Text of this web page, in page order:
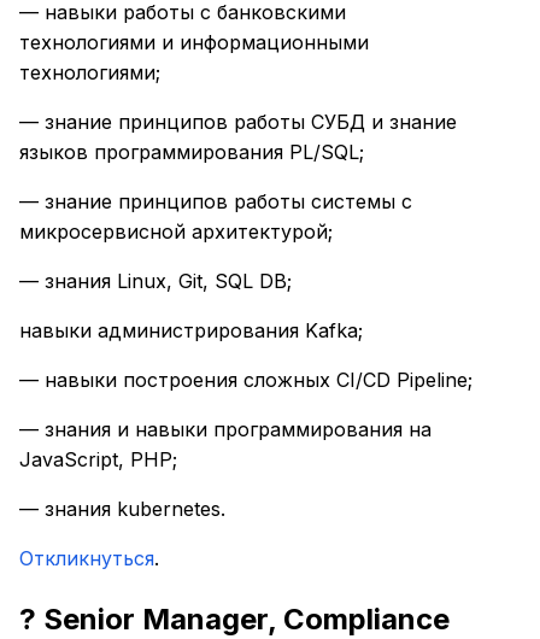
— навыки работы с банковскими
технологиями и информационными
технологиями;
— знание принципов работы СУБД и знание
языков программирования PL/SQL;
— знание принципов работы системы с
микросервисной архитектурой;
— знания Linux, Git, SQL DB;
навыки администрирования Kafka;
— навыки построения сложных CI/CD Pipeline;
— знания и навыки программирования на
JavaScript, PHP;
— знания kubernetes.
Откликнуться.
? Senior Manager, Compliance